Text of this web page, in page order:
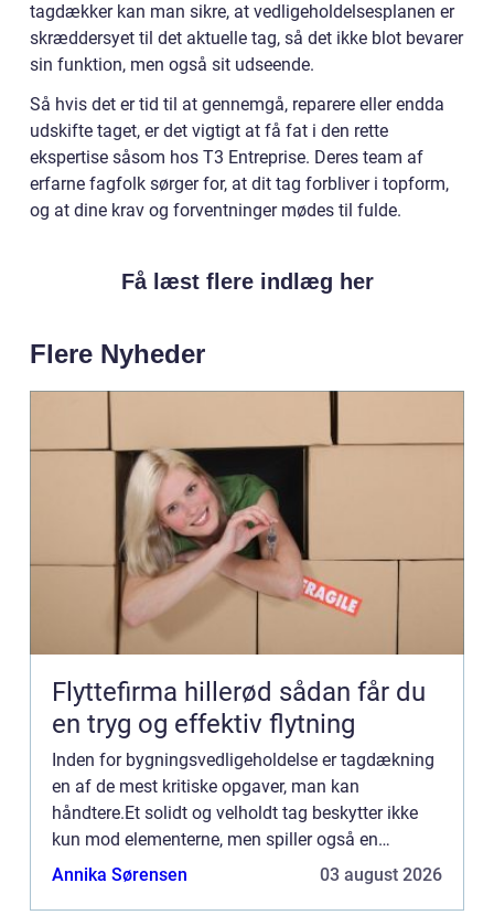
tagdækker kan man sikre, at vedligeholdelsesplanen er
skræddersyet til det aktuelle tag, så det ikke blot bevarer
sin funktion, men også sit udseende.
Så hvis det er tid til at gennemgå, reparere eller endda
udskifte taget, er det vigtigt at få fat i den rette
ekspertise såsom hos T3 Entreprise. Deres team af
erfarne fagfolk sørger for, at dit tag forbliver i topform,
og at dine krav og forventninger mødes til fulde.
Få læst flere indlæg her
Flere Nyheder
Flyttefirma hillerød sådan får du
en tryg og effektiv flytning
Inden for bygningsvedligeholdelse er tagdækning
en af de mest kritiske opgaver, man kan
håndtere.Et solidt og velholdt tag beskytter ikke
kun mod elementerne, men spiller også en
væsentlig rolle i et hjems energieffektivitet. ...
Annika Sørensen 03 august 2026